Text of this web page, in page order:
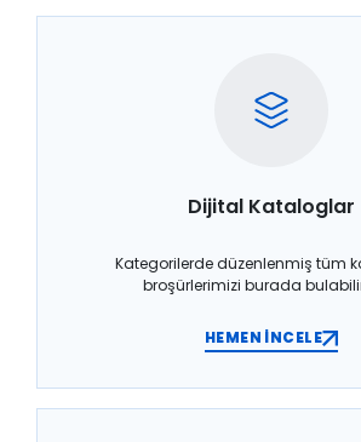
Dijital Kataloglar
Kategorilerde düzenlenmiş tüm
broşürlerimizi burada
HEMEN İNCELE